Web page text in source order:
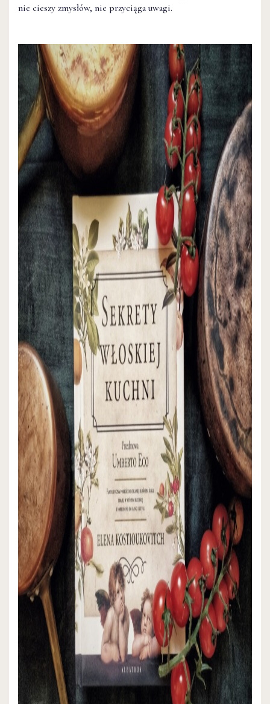
nie cieszy zmysłów, nie przyciąga uwagi.